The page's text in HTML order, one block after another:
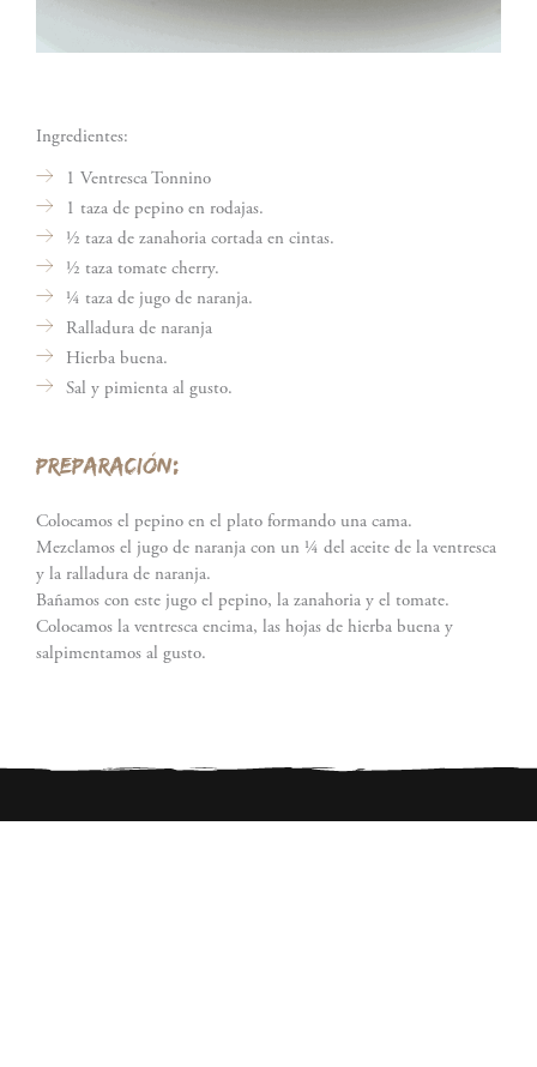
Ingredientes:
1 Ventresca Tonnino
1 taza de pepino en rodajas.
½ taza de zanahoria cortada en cintas.
½ taza tomate cherry.
¼ taza de jugo de naranja.
Ralladura de naranja
Hierba buena.
Sal y pimienta al gusto.
PREPARACIÓN:
Colocamos el pepino en el plato formando una cama.
Mezclamos el jugo de naranja con un ¼ del aceite de la ventresca
y la ralladura de naranja.
Bañamos con este jugo el pepino, la zanahoria y el tomate.
Colocamos la ventresca encima, las hojas de hierba buena y
salpimentamos al gusto.